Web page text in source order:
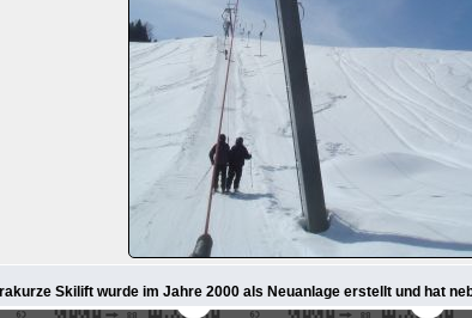
Skilift wurde im Jahre 2000 als Neuanlage erstellt und hat